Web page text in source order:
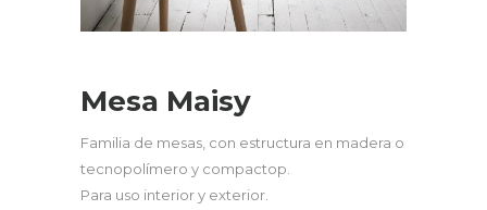
Mesa Maisy
Familia de mesas, con estructura en madera o
tecnopolímero y compactop.
Para uso interior y exterior.